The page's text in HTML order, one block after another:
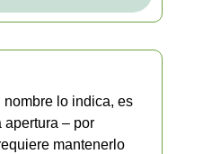
nombre lo indica, es
apertura – por
mantenerlo